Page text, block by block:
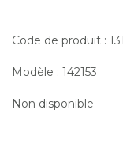
Code de produit :
Modèle : 142153
Non disponible